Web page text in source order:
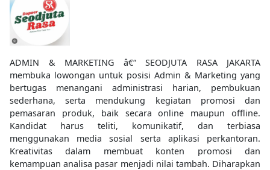
ADMIN & MARKETING â€“ SEODJUTA RASA JAKARTA
membuka lowongan untuk posisi Admin & Marketing yang
bertugas menangani administrasi harian, pembukuan
sederhana, serta mendukung kegiatan promosi dan
pemasaran produk, baik secara online maupun offline.
Kandidat harus teliti, komunikatif, dan terbiasa
menggunakan media sosial serta aplikasi perkantoran.
Kreativitas dalam membuat konten promosi dan
kemampuan analisa pasar menjadi nilai tambah. Diharapkan